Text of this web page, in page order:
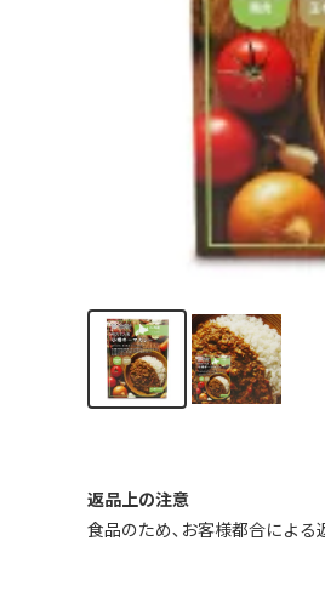
返品上の注意
食品のため､お客様都合による